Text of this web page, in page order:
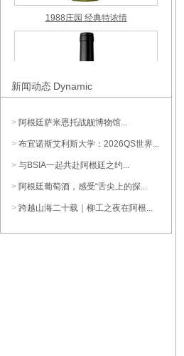
1988庄园 经典马贝克
新闻动态 Dynamic
> 阿根廷萨米恩托战舰博物馆...
> 布宜诺斯艾利斯大学：2026QS世界...
> 与BSIA一起共赴阿根廷之约...
> 阿根廷葡萄酒，感受“舌尖上的探...
> 跨越山海二十载｜柳工之夜在阿根...